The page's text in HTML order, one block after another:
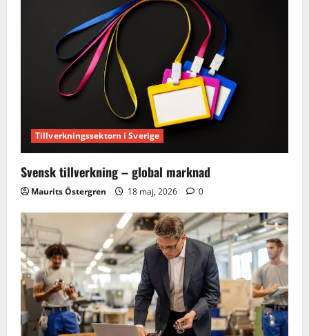
Tillverkningssektorn i Sverige
Svensk tillverkning – global marknad
Maurits Östergren 18 maj, 2026 0